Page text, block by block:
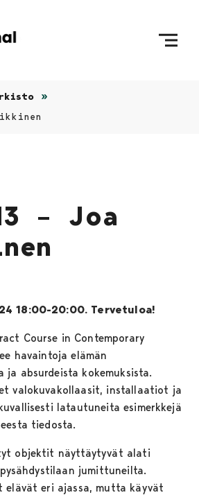
– Joa
18:00-20:00. Tervetuloa!
Course in Contemporary
havaintoja elämän
ja absurdeista kokemuksista.
valokuvakollaasit, installaatiot ja
latautuneita esimerkkejä
tiedosta.
objektit näyttäytyvät alati
jumittuneilta.
elävät eri ajassa, mutta käyvät